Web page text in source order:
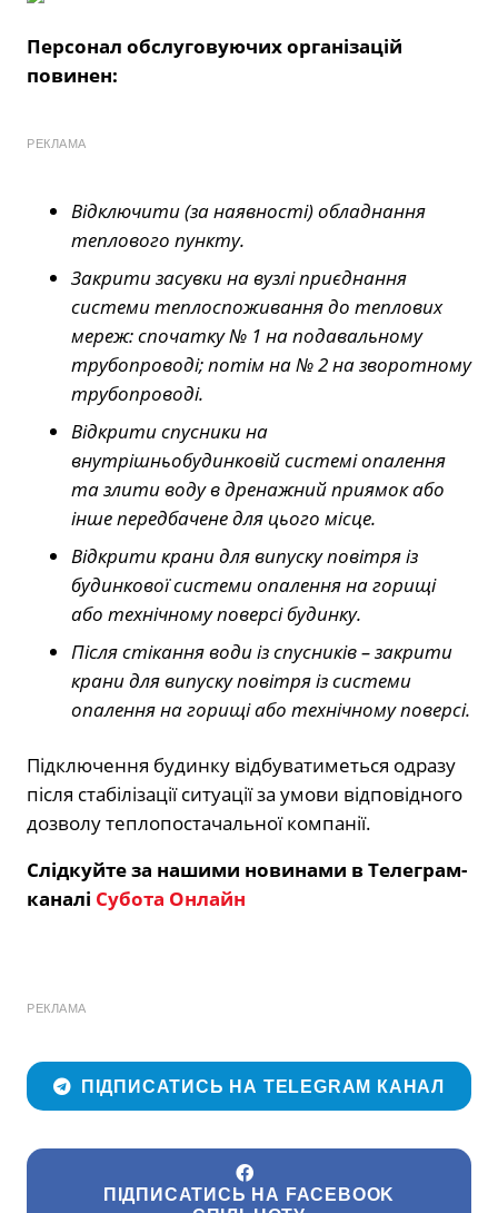
Персонал обслуговуючих організацій
повинен:
РЕКЛАМА
Відключити (за наявності) обладнання
теплового пункту.
Закрити засувки на вузлі приєднання
системи теплоспоживання до теплових
мереж: спочатку № 1 на подавальному
трубопроводі; потім на № 2 на зворотному
трубопроводі.
Відкрити спусники на
внутрішньобудинковій системі опалення
та злити воду в дренажний приямок або
інше передбачене для цього місце.
Відкрити крани для випуску повітря із
будинкової системи опалення на горищі
або технічному поверсі будинку.
Після стікання води із спусників – закрити
крани для випуску повітря із системи
опалення на горищі або технічному поверсі.
Підключення будинку відбуватиметься одразу
після стабілізації ситуації за умови відповідного
дозволу теплопостачальної компанії.
Слідкуйте за нашими новинами в Телеграм-
каналі Субота Онлайн
РЕКЛАМА
ПІДПИСАТИСЬ НА TELEGRAM КАНАЛ
ПІДПИСАТИСЬ НА FACEBOOK